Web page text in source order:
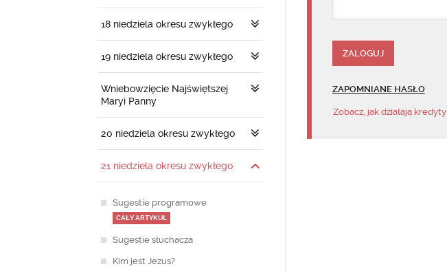
18 niedziela okresu zwykłego
19 niedziela okresu zwykłego
Wniebowzięcie Najświętszej
Maryi Panny
20 niedziela okresu zwykłego
21 niedziela okresu zwykłego
Sugestie programowe
CAŁY ARTYKUŁ
Sugestie słuchacza
Kim jest Jezus?
ZAPOMNIANE HASŁO
Zobacz, jak działają kredyty